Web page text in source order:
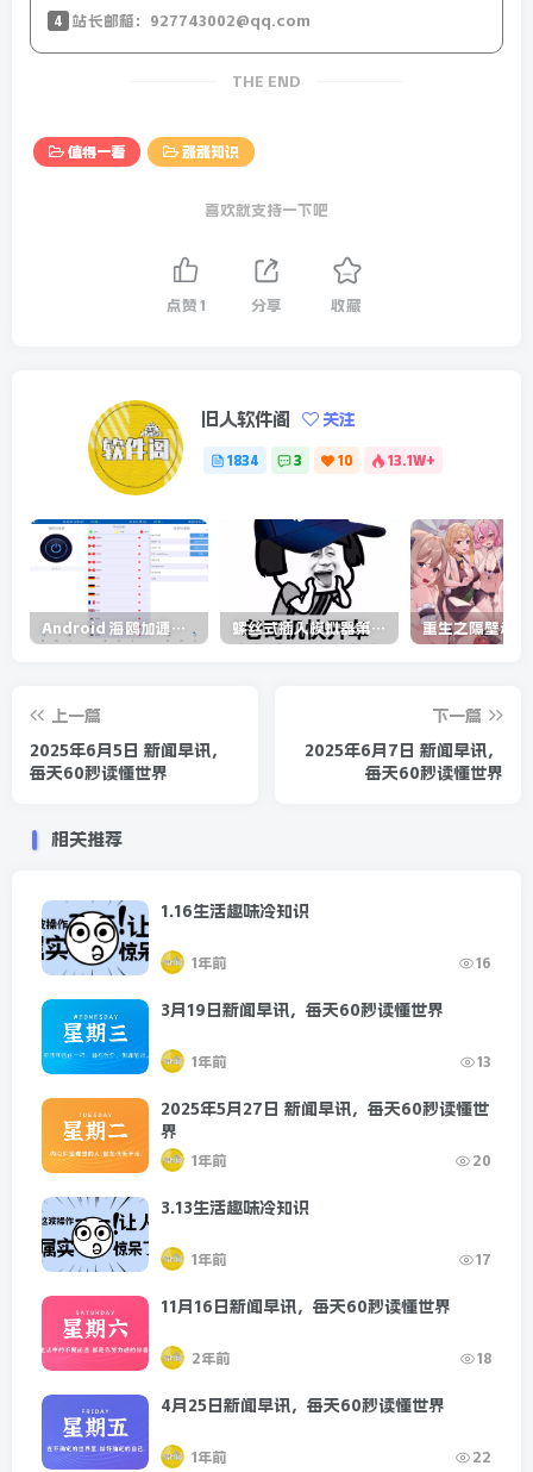
4 站长邮箱：927743002@qq.com
THE END
值得一看 涨涨知识
喜欢就支持一下吧
点赞 1 分享 收藏
旧人软件阁 关注
1834 3 10 13.1W+
Android 海鸥加速器v6.6.3(解锁会员) 螺丝式插入模拟器第5代/NejicomiSimulator.Vol.5.v1.0.2
上一篇
2025年6月5日 新闻早讯，
每天60秒读懂世界
下一篇
2025年6月7日 新闻早讯，
每天60秒读懂世界
相关推荐
1.16生活趣味冷知识
1年前 16
3月19日新闻早讯，每天60秒读懂世界
1年前 13
2025年5月27日 新闻早讯，每天60秒读懂世
界
1年前 20
3.13生活趣味冷知识
1年前 17
11月16日新闻早讯，每天60秒读懂世界
2年前 18
4月25日新闻早讯，每天60秒读懂世界
1年前 22